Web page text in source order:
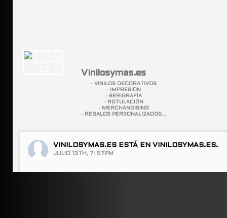
Vinilosymas.es
- VINILOS DECORATIVOS
- IMPRESIÓN
- SERIGRAFÍA
- ROTULACIÓN
- MERCHANDISING
- REGALOS PERSONALIZADOS...
VINILOSYMAS.ES ESTÁ EN VINILOSYMAS.ES.
JULIO 13TH, 7: 57PM